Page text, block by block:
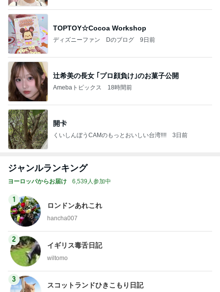
TOPTOY☆Cocoa Workshop
ディズニーファン Dのブログ 9日前
辻希美の長女 ｢プロ顔負け｣のお菓子公開
Amebaトピックス 18時間前
開卡
くいしんぼうCAMのもっとおいしい台湾!!!! 3日前
ジャンルランキング
ヨーロッパからお届け 6,539人参加中
1
ロンドンあれこれ
hancha007
2
イギリス毒舌日記
wiltomo
3
スコットランドひきこもり日記